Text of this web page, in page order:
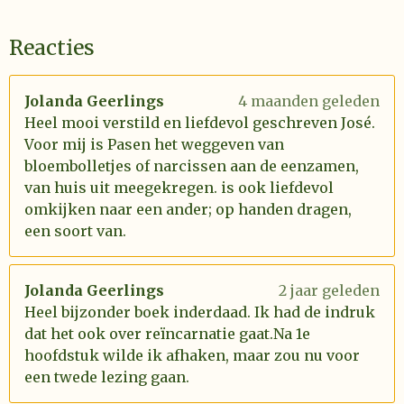
Reacties
Jolanda Geerlings
4 maanden geleden
Heel mooi verstild en liefdevol geschreven José.
Voor mij is Pasen het weggeven van
bloembolletjes of narcissen aan de eenzamen,
van huis uit meegekregen. is ook liefdevol
omkijken naar een ander; op handen dragen,
een soort van.
Jolanda Geerlings
2 jaar geleden
Heel bijzonder boek inderdaad. Ik had de indruk
dat het ook over reïncarnatie gaat.Na 1e
hoofdstuk wilde ik afhaken, maar zou nu voor
een twede lezing gaan.